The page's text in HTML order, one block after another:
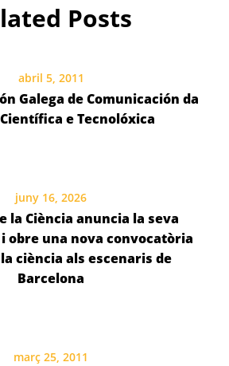
Posts
abril 5, 2011
Galega de Comunicación da
e Tecnolóxica
juny 16, 2026
la Ciència anuncia la seva
obre una nova convocatòria
ciència als escenaris de
Barcelona
març 25, 2011